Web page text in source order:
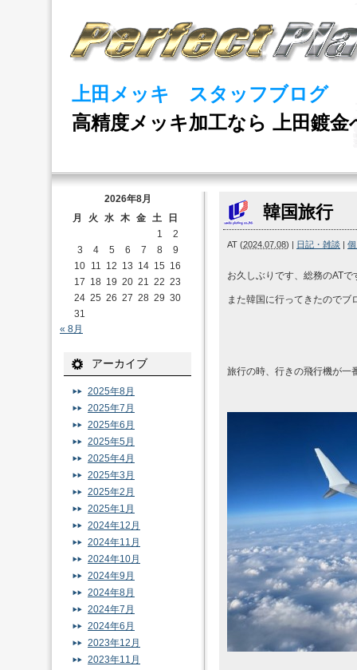
上田メッキ スタッフブログ
高精度メッキ加工なら 上田鍍金
韓国旅行
AT (2024.07.08) | 日記・雑談 |
お久しぶりです、総務のATで
また韓国に行ってきたのでブ
旅行の時、行きの飛行機が一
2026年8月
月
火 水 木 金 土
日
1
2
3
4 5 6 7 8
9
10 11 12 13 14 15 16
17 18 19 20 21 22 23
24 25 26 27 28 29 30
31
« 8月
アーカイブ
2025年8月
2025年7月
2025年6月
2025年5月
2025年4月
2025年3月
2025年2月
2025年1月
2024年12月
2024年11月
2024年10月
2024年9月
2024年8月
2024年7月
2024年6月
2023年12月
2023年11月